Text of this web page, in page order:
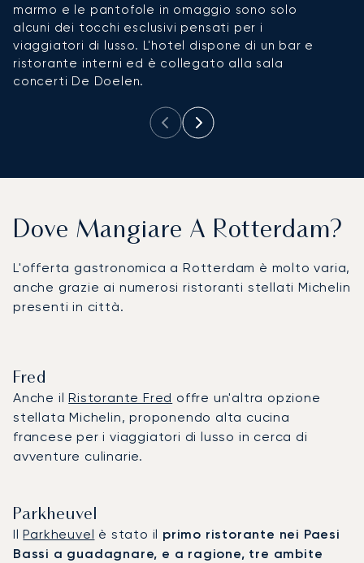
marmo e le pantofole in omaggio sono solo
alcuni dei tocchi esclusivi pensati per i
viaggiatori di lusso. L'hotel dispone di un bar e
ristorante interni ed è collegato alla sala
concerti De Doelen.
Dove Mangiare A Rotterdam?
L'offerta gastronomica a Rotterdam è molto varia,
anche grazie ai numerosi ristoranti stellati Michelin
presenti in città.
Fred
Anche ilRistorante Fred offre un'altra opzione
stellata Michelin, proponendo alta cucina
francese per i viaggiatori di lusso in cerca di
avventure culinarie.
Parkheuvel
IlParkheuvel è stato il primo ristorante nei Paesi
Bassi a guadagnare, e a ragione, tre ambite